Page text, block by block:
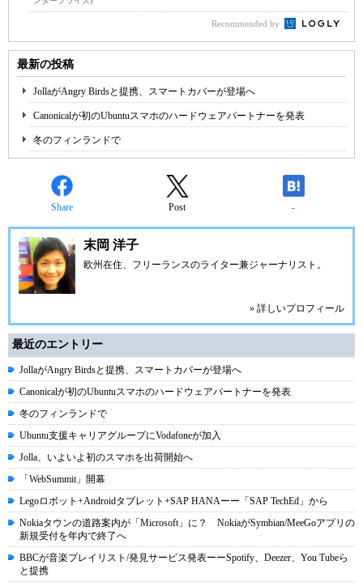
Recommended by
最新の投稿
JollaがAngry Birdsと提携、スマートカバーが登場へ
Canonicalが初のUbuntuスマホのハードウェアパートナーを発表
冬のフィンランドで
Share Post -
末岡 洋子
欧州在住、フリーランスのライター兼ジャーナリスト。
» 詳しいプロフィール
最近のエントリー
JollaがAngry Birdsと提携、スマートカバーが登場へ
Canonicalが初のUbuntuスマホのハードウェアパートナーを発表
冬のフィンランドで
Ubuntu支援キャリアグループにVodafoneが加入
Jolla、いよいよ初のスマホを出荷開始へ
「WebSummit」開幕
Legoロボット+Androidタブレット+SAP HANAーー「SAP TechEd」から
Nokiaタウンの道路案内が「Microsoft」に？ NokiaがSymbian/MeeGoアプリの
新規受付を年内で終了へ
BBCが音楽プレイリスト/発見サービス発表ーーSpotify、Deezer、You Tubeら
と提携